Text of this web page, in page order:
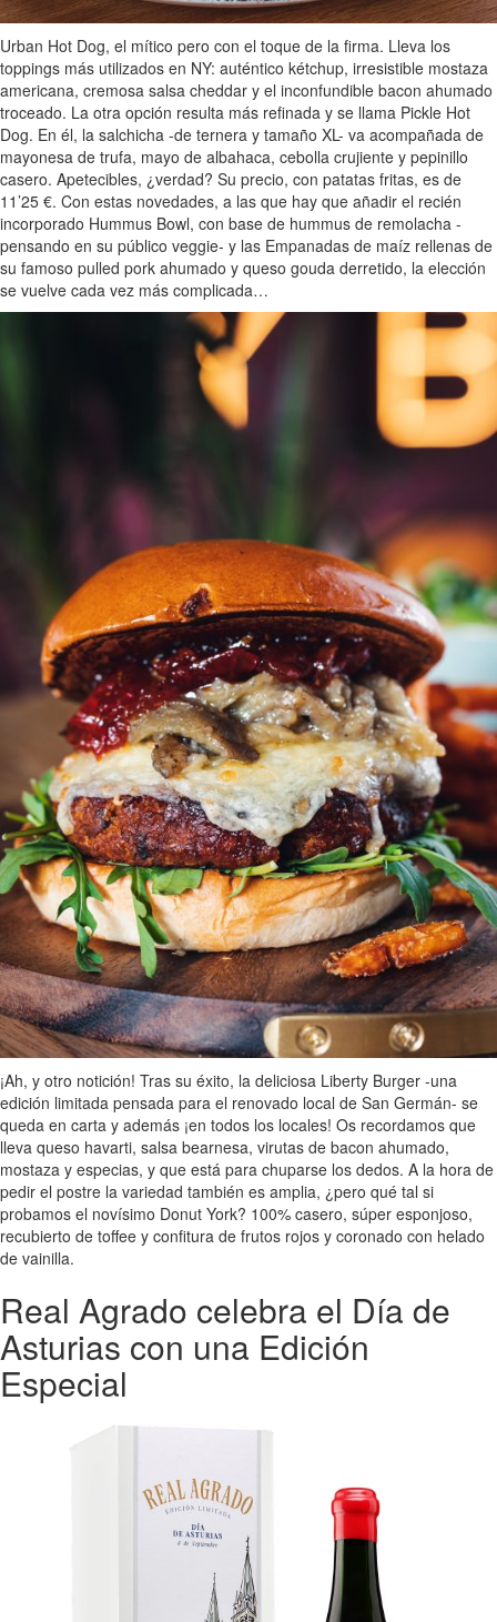
Urban Hot Dog, el mítico pero con el toque de la firma. Lleva los
toppings más utilizados en NY: auténtico kétchup, irresistible mostaza
americana, cremosa salsa cheddar y el inconfundible bacon ahumado
troceado. La otra opción resulta más refinada y se llama Pickle Hot
Dog. En él, la salchicha -de ternera y tamaño XL- va acompañada de
mayonesa de trufa, mayo de albahaca, cebolla crujiente y pepinillo
casero. Apetecibles, ¿verdad? Su precio, con patatas fritas, es de
11’25 €. Con estas novedades, a las que hay que añadir el recién
incorporado Hummus Bowl, con base de hummus de remolacha -
pensando en su público veggie- y las Empanadas de maíz rellenas de
su famoso pulled pork ahumado y queso gouda derretido, la elección
se vuelve cada vez más complicada…
¡Ah, y otro notición! Tras su éxito, la deliciosa Liberty Burger -una
edición limitada pensada para el renovado local de San Germán- se
queda en carta y además ¡en todos los locales! Os recordamos que
lleva queso havarti, salsa bearnesa, virutas de bacon ahumado,
mostaza y especias, y que está para chuparse los dedos. A la hora de
pedir el postre la variedad también es amplia, ¿pero qué tal si
probamos el novísimo Donut York? 100% casero, súper esponjoso,
recubierto de toffee y confitura de frutos rojos y coronado con helado
de vainilla.
Real Agrado celebra el Día de
Asturias con una Edición
Especial